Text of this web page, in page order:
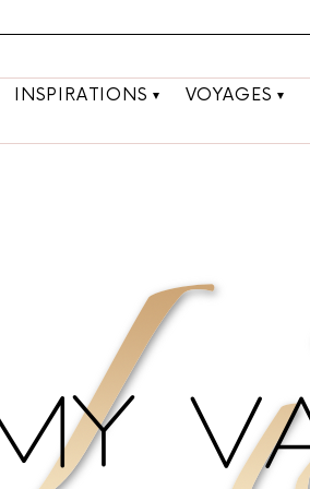
INSPIRATIONS VOYAGES